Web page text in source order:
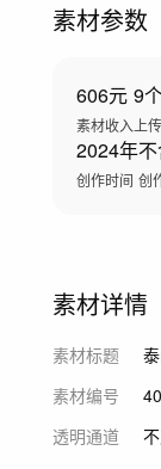
素材参数
606元
素材收入
9
上
2024年
创作时间 创
素材详情
素材标题
素材编号
透明通道